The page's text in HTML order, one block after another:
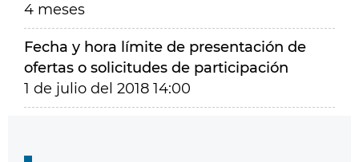
4 meses
Fecha y hora límite de presentación de
ofertas o solicitudes de participación
1 de julio del 2018 14:00